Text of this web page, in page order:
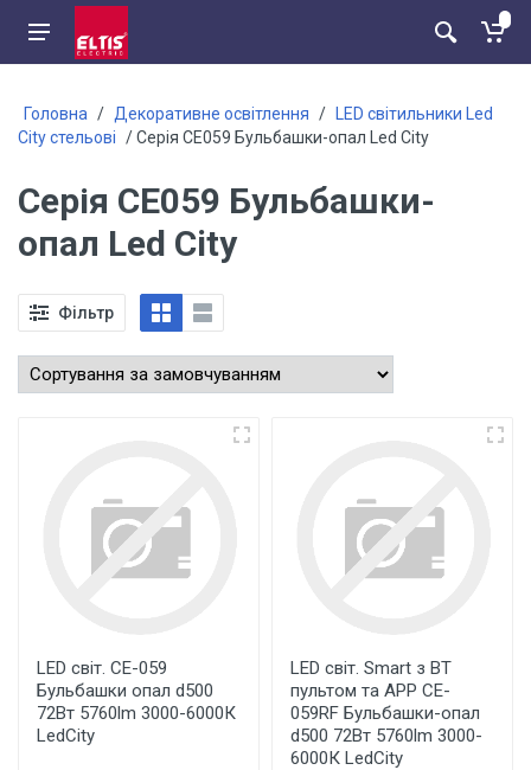
Головна / Декоративне освітлення /
LED світильники Led
City стельові / Серія CE059 Бульбашки-опал Led City
Серія CE059 Бульбашки-
опал Led City
Фільтр
LED світ. CE-059
Бульбашки опал d500
72Вт 5760lm 3000-6000К
LedCity
LED світ. Smart з BT
пультом та APP CE-
059RF Бульбашки-опал
d500 72Вт 5760lm 3000-
6000К LedCity